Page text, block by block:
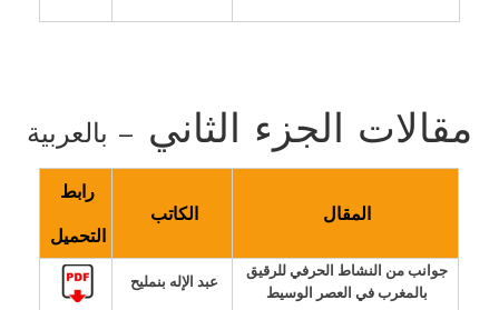
مقالات الجزء الثاني – بالعربية
رابط
التحميل
الكاتب المقال
عبد الإله بنمليح
جوانب من النشاط الحرفي للرقيق
بالمغرب في العصر الوسيط